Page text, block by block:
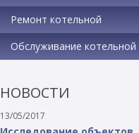
Ремонт котельной
Обслуживание котельной
НОВОСТИ
13/05/2017